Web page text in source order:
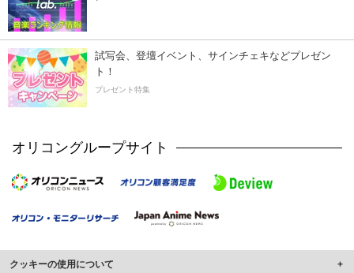
試写会、登壇イベント、サインチェキなどプレゼン
ト！
プレゼント特集
オリコングループサイト
クッキーの使用について